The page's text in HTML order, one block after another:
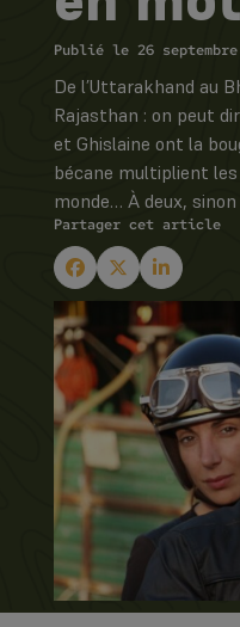
Publié le 26 septembre
De l’Uttarakhand au
Rajasthan : on peut
et Ghislaine ont la
bécane multiplient
monde… À deux,
Partager cet article